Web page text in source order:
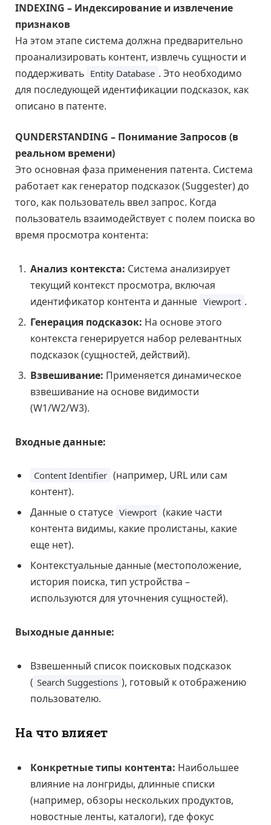
INDEXING – Индексирование и извлечение
признаков
На этом этапе система должна предварительно
проанализировать контент, извлечь сущности и
поддерживать Entity Database . Это необходимо
для последующей идентификации подсказок, как
описано в патенте.
QUNDERSTANDING – Понимание Запросов (в
реальном времени)
Это основная фаза применения патента. Система
работает как генератор подсказок (Suggester) до
того, как пользователь ввел запрос. Когда
пользователь взаимодействует с полем поиска во
время просмотра контента:
Анализ контекста: Система анализирует
текущий контекст просмотра, включая
идентификатор контента и данные Viewport .
Генерация подсказок: На основе этого
контекста генерируется набор релевантных
подсказок (сущностей, действий).
Взвешивание: Применяется динамическое
взвешивание на основе видимости
(W1/W2/W3).
Входные данные:
Content Identifier (например, URL или сам
контент).
Данные о статусе Viewport (какие части
контента видимы, какие пролистаны, какие
еще нет).
Контекстуальные данные (местоположение,
история поиска, тип устройства –
используются для уточнения сущностей).
Выходные данные:
Взвешенный список поисковых подсказок
( Search Suggestions ), готовый к отображению
пользователю.
На что влияет
Конкретные типы контента: Наибольшее
влияние на лонгриды, длинные списки
(например, обзоры нескольких продуктов,
новостные ленты, каталоги), где фокус